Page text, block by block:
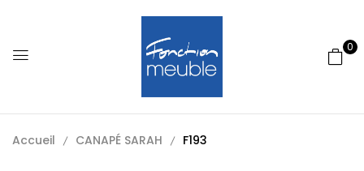
0
Accueil CANAPÉ SARAH F193